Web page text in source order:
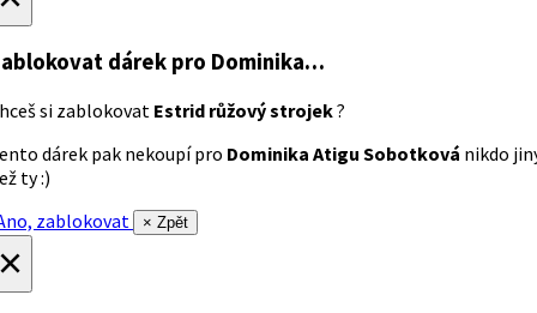
dárek pro Dominika…
si zablokovat Estrid růžový strojek?
dárek pak nekoupí pro Dominika Atigu Sobotková nikdo
ty :)
zablokovat
× Zpět